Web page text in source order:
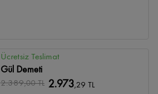
Ücretsiz Teslimat
Gül Demeti
2.389,00 TL 2.973,29 TL